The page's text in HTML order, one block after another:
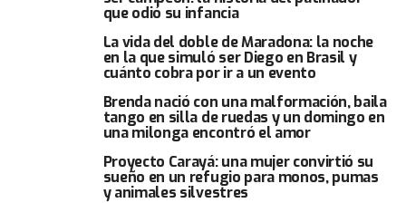
que odió su infancia
La vida del doble de Maradona: la noche
en la que simuló ser Diego en Brasil y
cuánto cobra por ir a un evento
Brenda nació con una malformación, baila
tango en silla de ruedas y un domingo en
una milonga encontró el amor
Proyecto Carayá: una mujer convirtió su
sueño en un refugio para monos, pumas
y animales silvestres